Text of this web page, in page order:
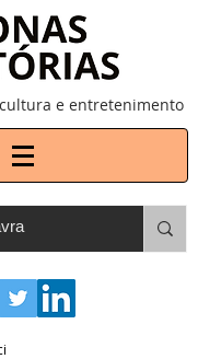
e entretenimento